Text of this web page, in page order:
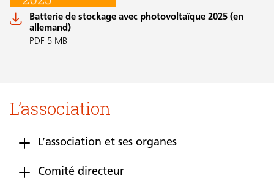
Batterie de stockage avec photovoltaïque 2025 (en
allemand)
PDF 5 MB
L’association
L’association et ses organes
Comité directeur